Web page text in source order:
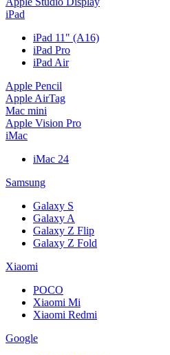
iPad
iPad 11" (A16)
iPad Pro
iPad Air
Apple Pencil
Apple AirTag
Mac mini
Apple Vision Pro
iMac
iMac 24
Samsung
Galaxy S
Galaxy A
Galaxy Z Flip
Galaxy Z Fold
Xiaomi
POCO
Xiaomi Mi
Xiaomi Redmi
Google